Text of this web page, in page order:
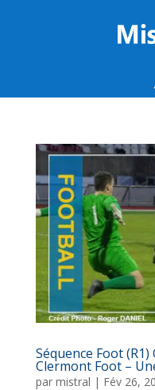
Séquence Foot
Clermont Foot –
par mistral | Fév 26,